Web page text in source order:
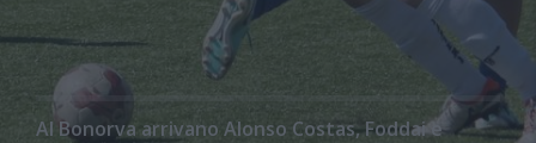
Al Bonorva arrivano Alonso Costas, Foddai e